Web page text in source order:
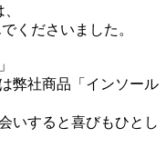
くださいました。
弊社商品「インソール
いすると喜びもひとし